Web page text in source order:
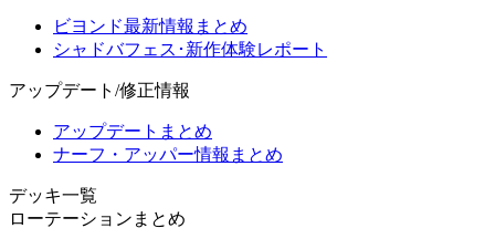
ビヨンド最新情報まとめ
シャドバフェス･新作体験レポート
アップデート/修正情報
アップデートまとめ
ナーフ・アッパー情報まとめ
デッキ一覧
ローテーションまとめ